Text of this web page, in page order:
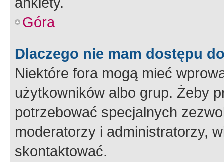
Góra
Dlaczego nie mam dostępu
Niektóre fora mogą mieć
użytkowników albo grup. Żeby
potrzebować specjalnych
moderatorzy i administratorzy,
skontaktować.